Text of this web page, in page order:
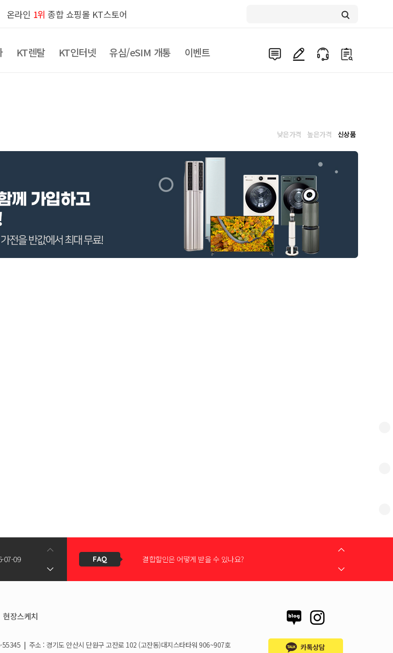
온라인 1위 종합 쇼핑몰 KT스토어
KT렌탈 KT인터넷 유심/eSIM 개통 이벤트
낮은가격 높은가격 신상품
07-09
03-25
결합할인은 어떻게 받을 수 있나요?
휴대폰 일시불로 구매도 가능한가요?
현장스케치
55345 | 주소 : 경기도 안산시 단원구 고잔로 102 (고잔동)대지스타타워 906~907호